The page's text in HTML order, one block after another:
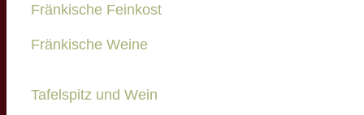
Fränkische Feinkost
Fränkische Weine
Tafelspitz und Wein